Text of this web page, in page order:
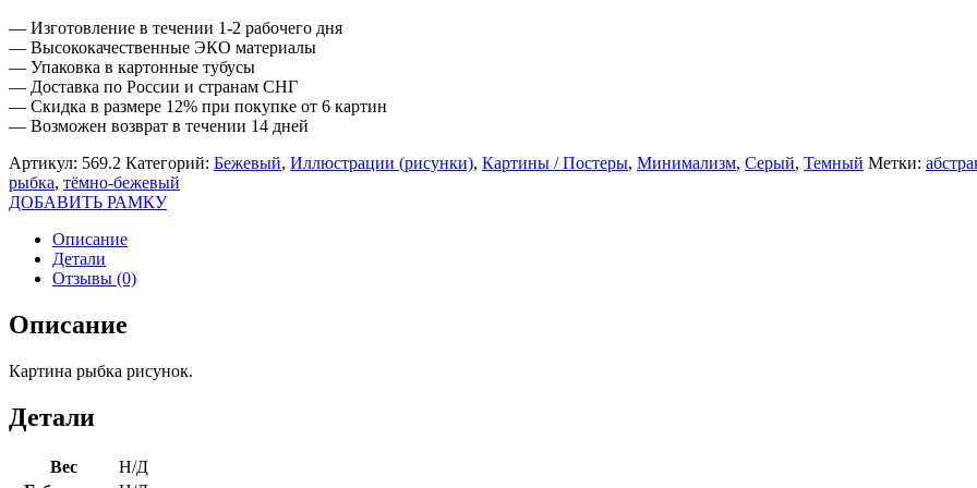
— Изготовление в течении 1-2 рабочего дня
— Высококачественные ЭКО материалы
— Упаковка в картонные тубусы
— Доставка по России и странам СНГ
— Скидка в размере 12% при покупке от 6 картин
— Возможен возврат в течении 14 дней
Артикул: 569.2 Категорий: Бежевый, Иллюстрации (рисунки), Картины / Постеры, Минимализм, Серый, Темный Метки:
рыбка, тёмно-бежевый
ДОБАВИТЬ РАМКУ
Описание
Детали
Отзывы (0)
Описание
Картина рыбка рисунок.
Детали
Вес
Н/Д